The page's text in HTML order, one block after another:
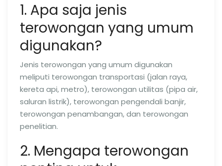
1. Apa saja jenis
terowongan yang umum
digunakan?
Jenis terowongan yang umum digunakan
meliputi terowongan transportasi (jalan raya,
kereta api, metro), terowongan utilitas (pipa air,
saluran listrik), terowongan pengendali banjir,
terowongan penambangan, dan terowongan
penelitian.
2. Mengapa terowongan